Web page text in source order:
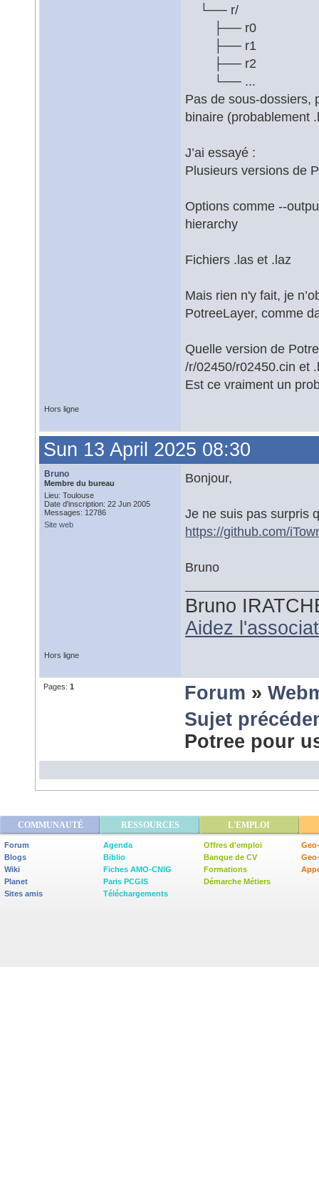
└── r/
├── r0
├── r1
├── r2
└── ...
Pas de sous-dossiers,
binaire (probablement
J’ai essayé :
Plusieurs versions de
Options comme --
hierarchy
Fichiers .las et .laz
Mais rien n'y fait, je
PotreeLayer, comme
Quelle version de
/r/02450/r02450.cin et
Est ce vraiment un
Hors ligne
Sun 13 April 2025 08:30
Bruno
Membre du bureau
Lieu: Toulouse
Date d'inscription: 22 Jun 2005
Messages: 12786
Site web
Bonjour,
Je ne suis pas surpris
https://github.com/
Bruno
Bruno
Aidez
Hors ligne
Pages: 1 Forum »
Sujet
Potree pour
COMMUNAUTÉ RESSOURCES L'EMPLOI
Forum
Blogs
Wiki
Planet
Sites amis
Agenda
Biblio
Fiches AMO-CNIG
Paris PCGIS
Téléchargements
Offres d'emploi
Banque de CV
Formations
Démarche Métiers